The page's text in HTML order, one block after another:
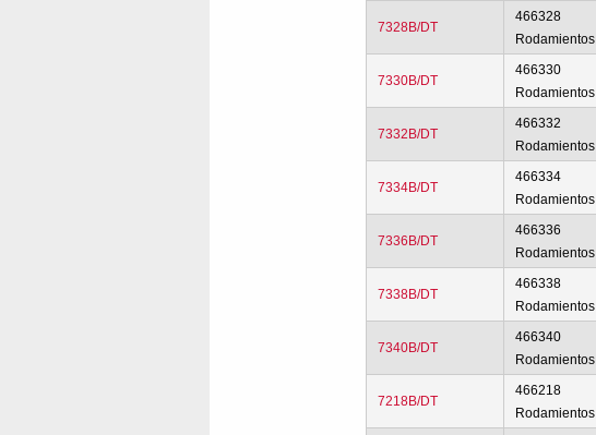
7328B/DT
466328
Rodamientos
7330B/DT
466330
Rodamientos
7332B/DT
466332
Rodamientos
7334B/DT
466334
Rodamientos
7336B/DT
466336
Rodamientos
7338B/DT
466338
Rodamientos
7340B/DT
466340
Rodamientos
7218B/DT
466218
Rodamientos